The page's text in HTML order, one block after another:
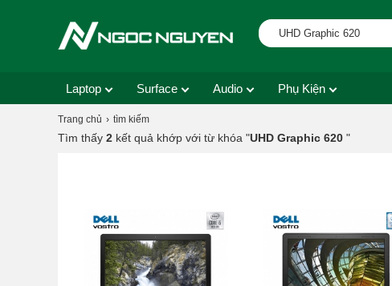
Laptop Surface Audio Phụ Kiện
Trang chủ tìm kiếm
Tìm thấy 2 kết quả khớp với từ khóa "UHD Graphic 620 "